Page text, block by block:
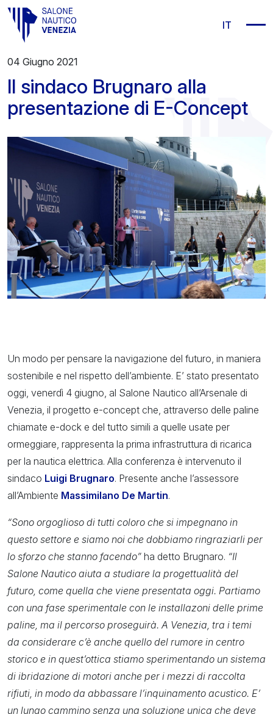
Vai al contenuto principale
IT
04 Giugno 2021
Il sindaco Brugnaro alla
presentazione di E-Concept
Un modo per pensare la navigazione del futuro, in maniera
sostenibile e nel rispetto dell’ambiente. E’ stato presentato
oggi, venerdì 4 giugno, al Salone Nautico all’Arsenale di
Venezia, il progetto e-concept che, attraverso delle paline
chiamate e-dock e del tutto simili a quelle usate per
ormeggiare, rappresenta la prima infrastruttura di ricarica
per la nautica elettrica. Alla conferenza è intervenuto il
sindaco Luigi Brugnaro. Presente anche l’assessore
all’Ambiente Massimilano De Martin.
“Sono orgoglioso di tutti coloro che si impegnano in
questo settore e siamo noi che dobbiamo ringraziarli per
lo sforzo che stanno facendo” ha detto Brugnaro. “Il
Salone Nautico aiuta a studiare la progettualità del
futuro, come quella che viene presentata oggi. Partiamo
con una fase sperimentale con le installazoni delle prime
paline, ma il percorso proseguirà. A Venezia, tra i temi
da considerare c’è anche quello del rumore in centro
storico e in quest’ottica stiamo sperimentando un sistema
di ibridazione di motori anche per i mezzi di raccolta
rifiuti, in modo da abbassare l’inquinamento acustico. E’
un lungo cammino senza una soluzione unica che deve